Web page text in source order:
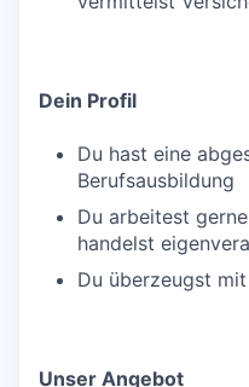
Dein Profil
Du hast eine
Berufsausbildung
Du arbeitest
handelst
Du überzeugst
Unser Angebot